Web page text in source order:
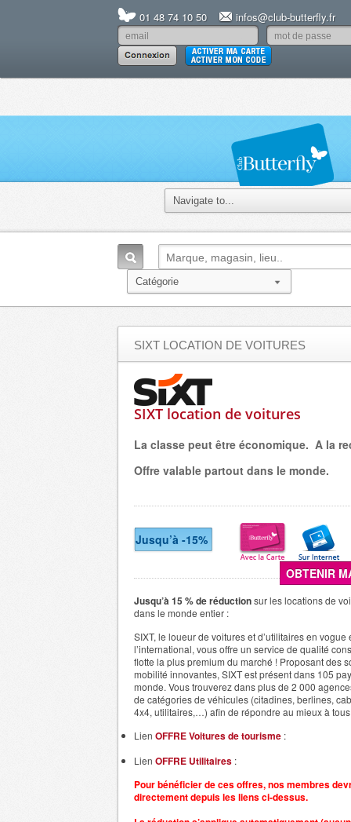
01 48 74 10 50 infos@club-butterfly.fr
SIXT LOCATION DE VOITURES
SIXT location de voitures
La classe peut être économique. A la
Offre valable partout dans le monde.
Jusqu’à -15%
OBTENIR
Jusqu’à 15 % de réductionsur les locations de
dans le monde entier :
SIXT, le loueur de voitures et d’utilitaires en vogue
l’international, vous offre un service de qualité
flotte la plus premium du marché ! Proposant des
mobilité innovantes, SIXT est présent dans 105
monde. Vous trouverez dans plus de 2 000
de catégories de véhicules (citadines, berlines,
4x4, utilitaires,…) afin de répondre au mieux à
Lien OFFRE Voitures de tourisme :
Lien OFFRE Utilitaires :
Pour bénéficier de ces offres, nos membres
directement depuis les liens ci-dessus.